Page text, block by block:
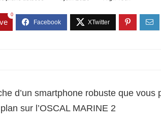
0
d’un smartphone robuste que
sur l’OSCAL MARINE 2